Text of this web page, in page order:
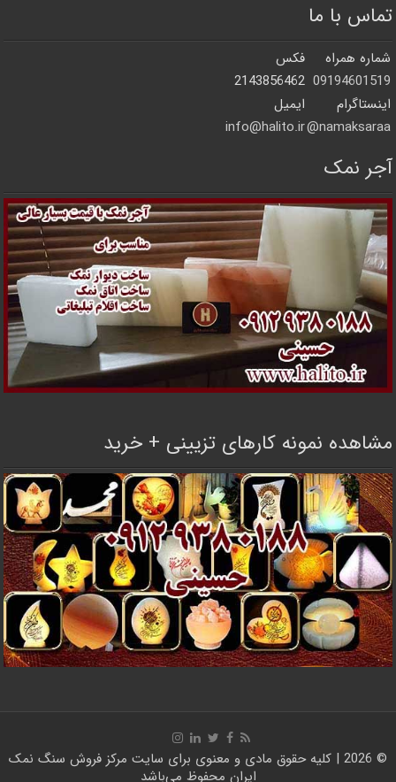
تماس با ما
شماره همراه
فکس
09194601519
2143856462
اینستاگرام
ایمیل
namaksaraa@
info@halito.ir
آجر نمک
مشاهده نمونه کارهای تزیینی + خرید
© 2026 | کلیه حقوق مادی و معنوی برای سایت
مرکز فروش سنگ نمک
ایرانمحفوظ می‌باشد